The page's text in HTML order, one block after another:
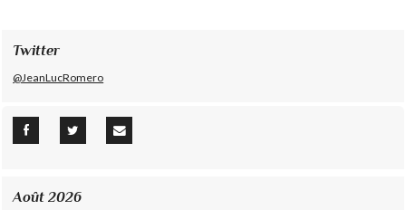
Twitter
@JeanLucRomero
Août 2026